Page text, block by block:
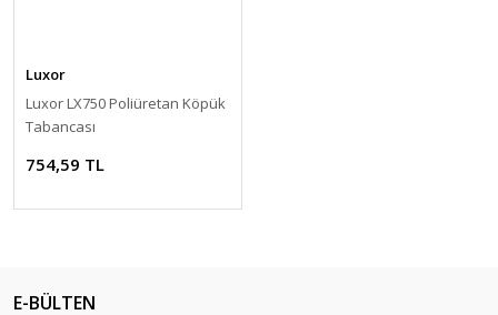
Luxor
Luxor LX750 Poliüretan Köpük
Tabancası
754,59 TL
E-BÜLTEN